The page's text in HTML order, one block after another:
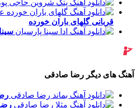
قربانی گلهای باران خورده
آهنگ های دیگر رضا صادقی